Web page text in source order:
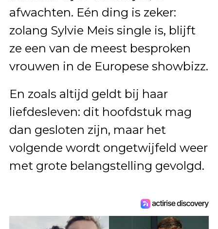
afwachten. Eén ding is zeker:
zolang Sylvie Meis single is, blijft
ze een van de meest besproken
vrouwen in de Europese showbizz.
En zoals altijd geldt bij haar
liefdesleven: dit hoofdstuk mag
dan gesloten zijn, maar het
volgende wordt ongetwijfeld weer
met grote belangstelling gevolgd.